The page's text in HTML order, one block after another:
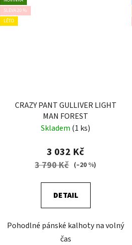
SLEVA 20 %
LÉTO
CRAZY PANT GULLIVER LIGHT
MAN FOREST
Skladem (1 ks)
3 032 Kč
3 790 Kč (–20 %)
DETAIL
Pohodlné pánské kalhoty na volný
čas